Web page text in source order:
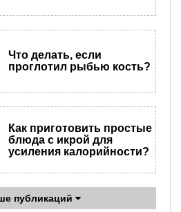
Что делать, если
проглотил рыбью кость?
Как приготовить простые
блюда с икрой для
усиления калорийности?
публикаций